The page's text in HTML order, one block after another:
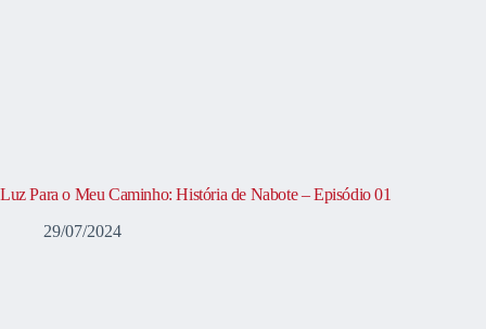
Luz Para o Meu Caminho: História de Nabote – Episódio 01
29/07/2024